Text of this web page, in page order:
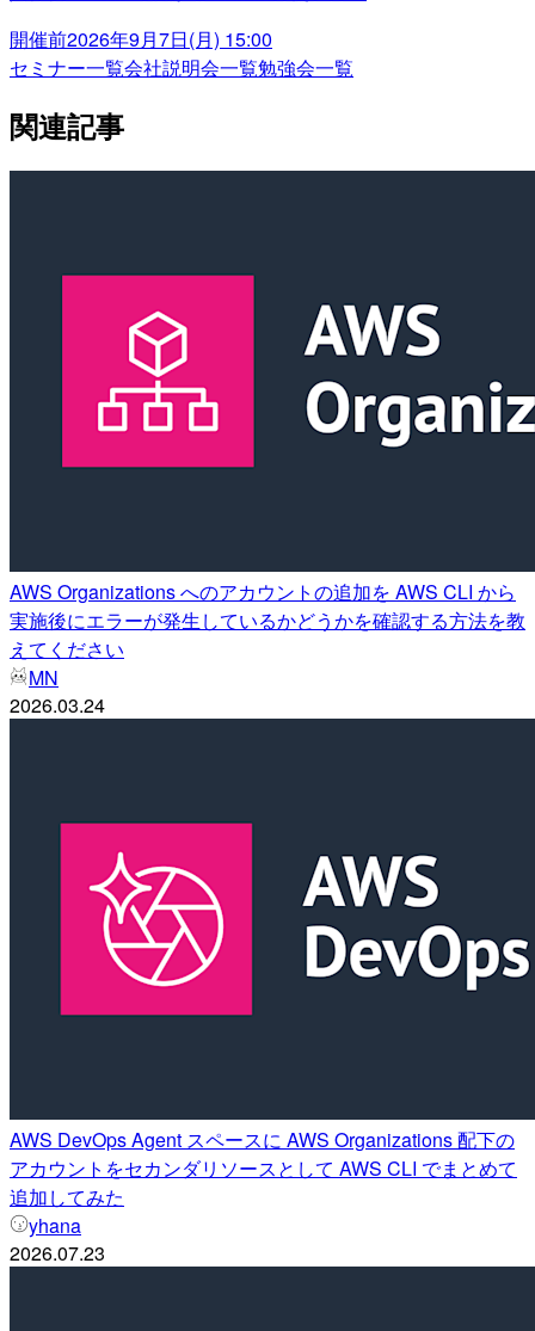
開催前2026年9月7日(月) 15:00
セミナー一覧会社説明会一覧勉強会一覧
関連記事
AWS Organizations へのアカウントの追加を AWS CLI から
実施後にエラーが発生しているかどうかを確認する方法を教
えてください
MN
2026.03.24
AWS DevOps Agent スペースに AWS Organizations 配下の
アカウントをセカンダリソースとして AWS CLI でまとめて
追加してみた
yhana
2026.07.23